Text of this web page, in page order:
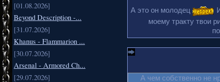
[01.08.2026]
Beyond Description -...
[31.07.2026]
Khanus - Flammarion ...
[30.07.2026]
Arsenal - Armored Ch...
[29.07.2026]
А это он молодец
моему тракту твои
А чем собственно не